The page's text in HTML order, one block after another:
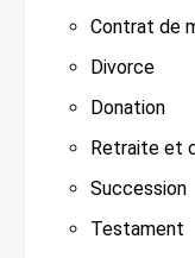
Contrat de
Divorce
Donation
Retraite et
Succession
Testament